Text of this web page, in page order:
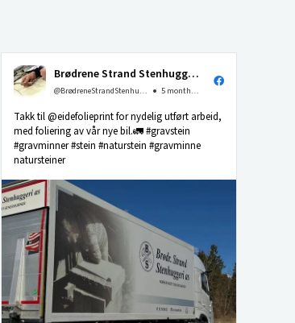
Brødrene Strand Stenhuggeri as
@BrødreneStrandStenhuggerias 5 months ago
Takk til @eidefolieprint for nydelig utført arbeid,
med foliering av vår nye bil.🚛 #gravstein
#gravminner #stein #naturstein #gravminne
natursteiner